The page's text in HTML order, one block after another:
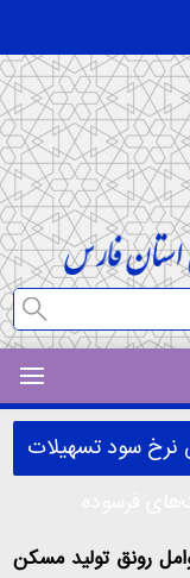
نرخ سود تسهیلات
فرسوده
رونق تولید مسکن